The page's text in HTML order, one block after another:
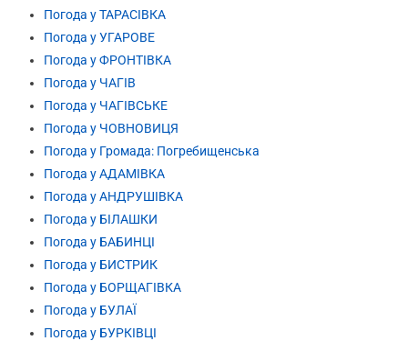
Погода у ТАРАСІВКА
Погода у УГАРОВЕ
Погода у ФРОНТІВКА
Погода у ЧАГІВ
Погода у ЧАГІВСЬКЕ
Погода у ЧОВНОВИЦЯ
Погода у Громада: Погребищенська
Погода у АДАМІВКА
Погода у АНДРУШІВКА
Погода у БІЛАШКИ
Погода у БАБИНЦІ
Погода у БИСТРИК
Погода у БОРЩАГІВКА
Погода у БУЛАЇ
Погода у БУРКІВЦІ